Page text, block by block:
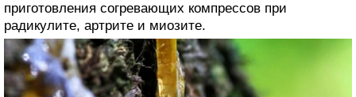
приготовления согревающих компрессов при
радикулите, артрите и миозите.